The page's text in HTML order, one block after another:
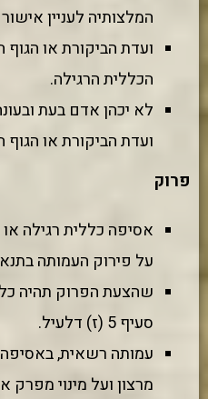
המלצותיה לעניין
ועדת הביקורת או
הכללית הרגילה.
לא יכהן אדם בעת
ועדת הביקורת או
פרוק
אסיפה כללית רגילה
על פירוק העמותה
שהצעת הפרוק תהיה
סעיף 5 (ז) דלעיל.
עמותה רשאית,
מרצון ועל מינוי